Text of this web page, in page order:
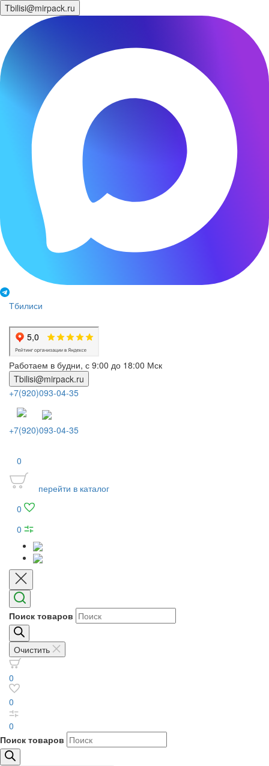
Tbilisi@mirpack.ru
Тбилиси
Работаем в будни, с 9:00 до 18:00 Мск
Tbilisi@mirpack.ru
+7(920)093-04-35
+7(920)093-04-35
0
перейти в каталог
0
0
Поиск товаров
Очистить
0
0
0
Поиск товаров